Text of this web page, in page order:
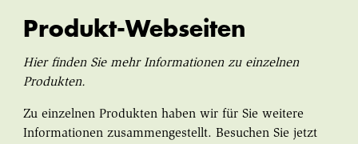
Produkt-Webseiten
Hier finden Sie mehr Informationen zu einzelnen
Produkten.
Zu einzelnen Produkten haben wir für Sie weitere
Informationen zusammengestellt. Besuchen Sie jetzt